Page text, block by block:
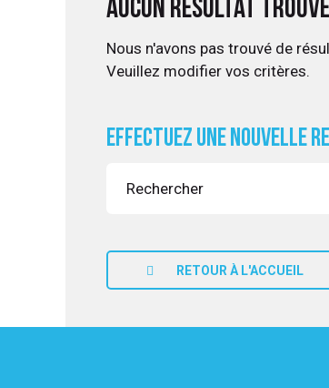
Aucun résultat trouvé
Nous n'avons pas trouvé de
Veuillez modifier vos critères.
Effectuez une nouvelle
RETOUR À L'ACCUEIL